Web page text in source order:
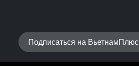
Подписаться на ВьетнамПлюс